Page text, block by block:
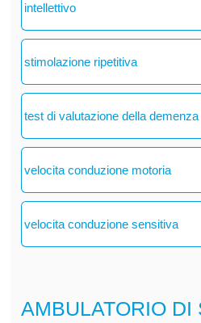
intellettivo
stimolazione ripetitiva
test di valutazione della demenza
velocita conduzione motoria
velocita conduzione sensitiva
AMBULATORIO DI